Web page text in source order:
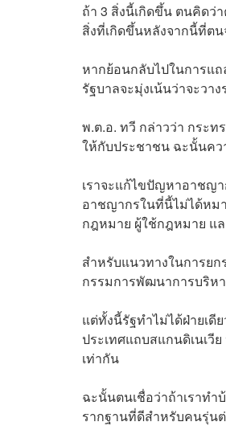
ถ้า 3 สิ่งนี้เกิดขึ้น ตนคิดว่
สิ่งที่เกิดขึ้นหลังจากนี้ที่ต
หากย้อนกลับไปในการแ
รัฐบาลจะมุ่งเน้นว่าจะวา
พ.ต.อ. ทวี กล่าวว่า กระ
ให้กับประชาชน ฉะนั้นค
เราจะแก้ไขปัญหาอาชญ
อาชญากรในที่นี้ไม่ได้หม
กฎหมาย ผู้ใช้กฎหมาย แ
สำหรับแนวทางในการย
กรรมการพัฒนาการบริห
แต่ทั้งนี้รัฐทำไม่ได้ฝ่ายเ
ประเทศแถบสแกนดิเนเวี
เท่ากัน
ฉะนั้นตนเชื่อว่าถ้าเราท
รากฐานที่ดีสำหรับคนรุ่น